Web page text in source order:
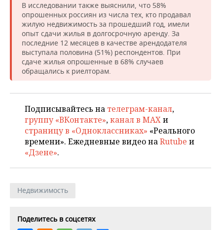
ОТКРЫТАЯ ЛЕКЦИЯ
БАСКЕТБОЛ
ВОЛЕЙБОЛ
КИБЕРСПОРТ
ФИГУРНОЕ КАТАНИЕ
ВОДНЫЕ ВИДЫ СПОРТА
ХОККЕЙ С МЯЧОМ
ИНФРАСТРУКТУРА
ИСТОРИЯ
КУЛЬТУРА
МЕДИЦИНА
ОБРАЗОВАНИЕ
ПРОИСШЕСТВИЯ
СПРАВОЧНИК
СПИСОК ПЕРСОН
СПИСОК КОМПАНИЙ
ПОЛНАЯ ВЕРСИЯ
В исследовании также выяснили, что 58%
опрошенных россиян из числа тех, кто продавал
жилую недвижимость за прошедший год, имели
опыт сдачи жилья в долгосрочную аренду. За
последние 12 месяцев в качестве арендодателя
выступала половина (51%) респондентов. При
сдаче жилья опрошенные в 68% случаев
обращались к риелторам.
Подписывайтесь на телеграм-канал,
группу «ВКонтакте»,канал в MAXи
страницу в «Одноклассниках» «Реального
времени». Ежедневные видео наRutube и
«Дзене».
Недвижимость
Поделитесь в соцсетях